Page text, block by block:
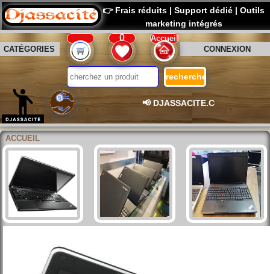
👉 Frais réduits | Support dédié | Outils
marketing intégrés
CATÉGORIES
0
Accueil
CONNEXION
📢 DJASSACITE.COM – La
ACCUEIL